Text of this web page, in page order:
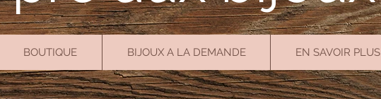
BOUTIQUE BIJOUX A LA DEMANDE EN SAVOIR PLUS